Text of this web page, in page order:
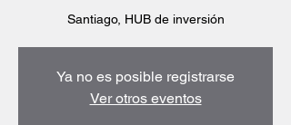
Santiago, HUB de inversión
Ya no es posible registrarse
Ver otros eventos